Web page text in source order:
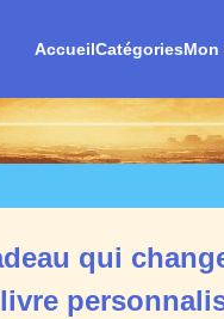
AccueilCatégoriesMon
qui